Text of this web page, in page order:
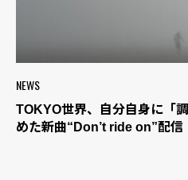
NEWS
TOKYO世界、自分自身に「
めた新曲“Don’t ride on”配信